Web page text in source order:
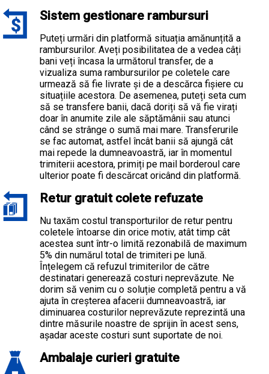
Sistem gestionare rambursuri
Puteți urmări din platformă situația amănunțită a
rambursurilor. Aveți posibilitatea de a vedea câți
bani veți încasa la următorul transfer, de a
vizualiza suma rambursurilor pe coletele care
urmează să fie livrate și de a descărca fișiere cu
situațiile acestora. De asemenea, puteți seta cum
să se transfere banii, dacă doriți să vă fie virați
doar în anumite zile ale săptămânii sau atunci
când se strânge o sumă mai mare. Transferurile
se fac automat, astfel încât banii să ajungă cât
mai repede la dumneavoastră, iar în momentul
trimiterii acestora, primiți pe mail borderoul care
ulterior poate fi descărcat oricând din platformă.
Retur gratuit colete refuzate
Nu taxăm costul transporturilor de retur pentru
coletele întoarse din orice motiv, atât timp cât
acestea sunt într-o limită rezonabilă de maximum
5% din numărul total de trimiteri pe lună.
Înțelegem că refuzul trimiterilor de către
destinatari generează costuri neprevăzute. Ne
dorim să venim cu o soluție completă pentru a vă
ajuta în creșterea afacerii dumneavoastră, iar
diminuarea costurilor neprevăzute reprezintă una
dintre măsurile noastre de sprijin în acest sens,
așadar aceste costuri sunt suportate de noi.
Ambalaje curieri gratuite